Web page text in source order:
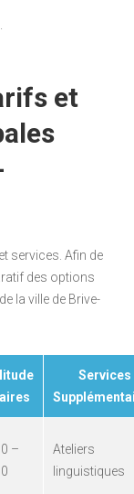
et
services. Afin de
des options
la ville de Brive-
Services
–
Ateliers
linguistiques